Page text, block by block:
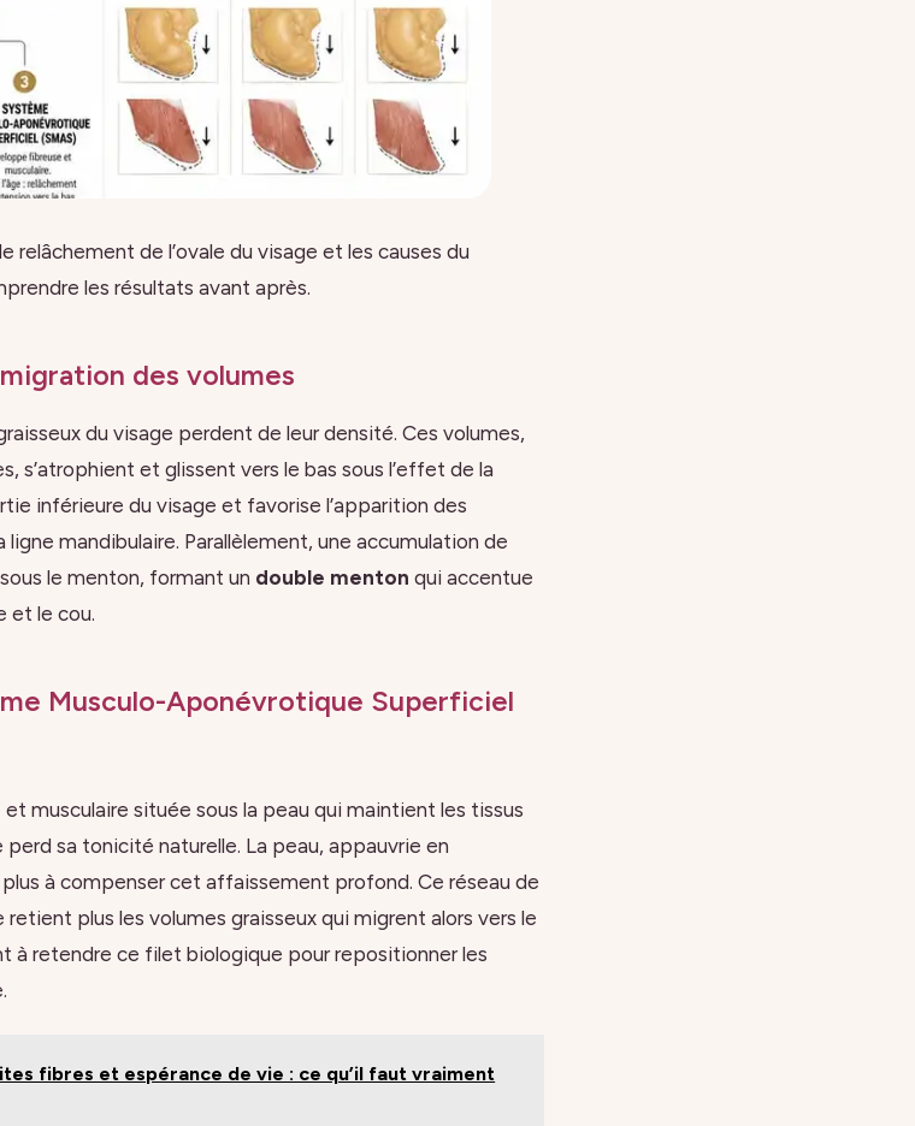
relâchement de l’ovale du visage et les causes du
les résultats avant après.
des volumes
du visage perdent de leur densité. Ces volumes,
s’atrophient et glissent vers le bas sous l’effet de la
inférieure du visage et favorise l’apparition des
mandibulaire. Parallèlement, une accumulation de
le menton, formant un double menton qui accentue
et le cou.
Musculo-Aponévrotique Superficiel
musculaire située sous la peau qui maintient les tissus
sa tonicité naturelle. La peau, appauvrie en
à compenser cet affaissement profond. Ce réseau de
plus les volumes graisseux qui migrent alors vers le
à retendre ce filet biologique pour repositionner les
fibres et espérance de vie : ce qu’il faut vraiment